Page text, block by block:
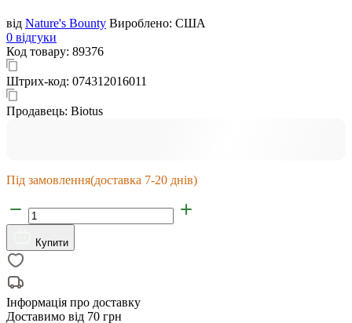
від Nature's Bounty Вироблено: США
0 відгуки
Код товару: 89376
Штрих-код: 074312016011
Продавець: Biotus
Під замовлення(доставка 7-20 днів)
Купити
Інформація про доставку
Доставимо від 70 грн